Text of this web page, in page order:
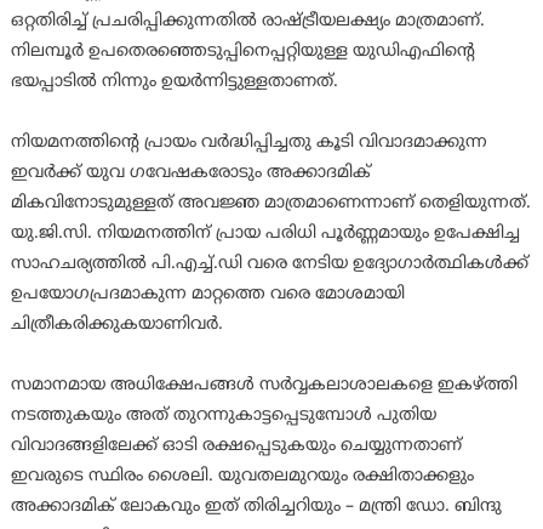
ഒറ്റതിരിച്ച് പ്രചരിപ്പിക്കുന്നതിൽ രാഷ്ട്രീയലക്ഷ്യം മാത്രമാണ്.
നിലമ്പൂർ ഉപതെരഞ്ഞെടുപ്പിനെപ്പറ്റിയുള്ള യുഡിഎഫിൻ്റെ
ഭയപ്പാടിൽ നിന്നും ഉയർന്നിട്ടുള്ളതാണത്.
നിയമനത്തിൻ്റെ പ്രായം വർദ്ധിപ്പിച്ചതു കൂടി വിവാദമാക്കുന്ന
ഇവർക്ക് യുവ ഗവേഷകരോടും അക്കാദമിക്
മികവിനോടുമുള്ളത് അവജ്ഞ മാത്രമാണെന്നാണ് തെളിയുന്നത്.
യു.ജി.സി. നിയമനത്തിന് പ്രായ പരിധി പൂർണ്ണമായും ഉപേക്ഷിച്ച
സാഹചര്യത്തിൽ പി.എച്ച്.ഡി വരെ നേടിയ ഉദ്യോഗാർത്ഥികൾക്ക്
ഉപയോഗപ്രദമാകുന്ന മാറ്റത്തെ വരെ മോശമായി
ചിത്രീകരിക്കുകയാണിവർ.
സമാനമായ അധിക്ഷേപങ്ങൾ സർവ്വകലാശാലകളെ ഇകഴ്ത്തി
നടത്തുകയും അത് തുറന്നുകാട്ടപ്പെടുമ്പോൾ പുതിയ
വിവാദങ്ങളിലേക്ക് ഓടി രക്ഷപ്പെടുകയും ചെയ്യുന്നതാണ്
ഇവരുടെ സ്ഥിരം ശൈലി. യുവതലമുറയും രക്ഷിതാക്കളും
അക്കാദമിക് ലോകവും ഇത് തിരിച്ചറിയും – മന്ത്രി ഡോ. ബിന്ദു